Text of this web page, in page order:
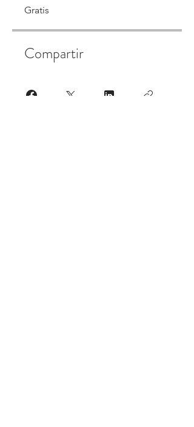
Gratis
Compartir